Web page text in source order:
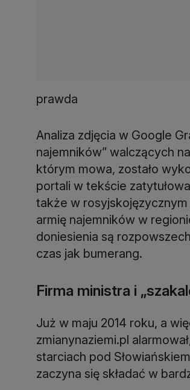
Analiza zdjęcia w Google
najemników” walczących
którym mowa, zostało
portali w tekście
także w
armię najemników w
doniesienia są
czas jak bumerang.
Firma ministra i
Już w maju 2014 roku, a
zmianynaziemi.pl
starciach pod
zaczyna się składać w